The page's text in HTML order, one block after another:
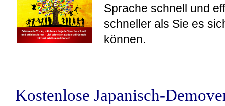
Sprache schnell und
schneller als Sie es
können.
Kostenlose Japanisch-